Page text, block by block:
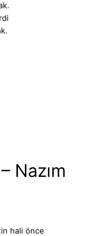
Nazım
hali önce